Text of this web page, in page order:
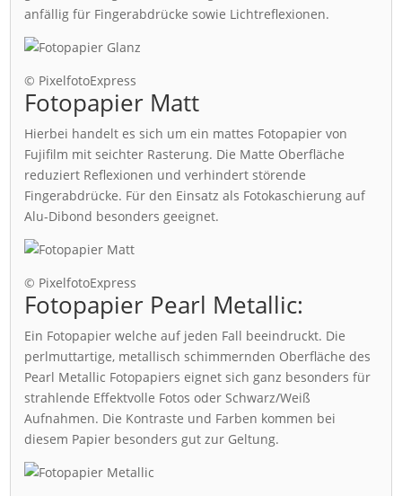
anfällig für Fingerabdrücke sowie Lichtreflexionen.
© PixelfotoExpress
Fotopapier Matt
Hierbei handelt es sich um ein mattes Fotopapier von
Fujifilm mit seichter Rasterung. Die Matte Oberfläche
reduziert Reflexionen und verhindert störende
Fingerabdrücke. Für den Einsatz als Fotokaschierung auf
Alu-Dibond besonders geeignet.
© PixelfotoExpress
Fotopapier Pearl Metallic:
Ein Fotopapier welche auf jeden Fall beeindruckt. Die
perlmuttartige, metallisch schimmernden Oberfläche des
Pearl Metallic Fotopapiers eignet sich ganz besonders für
strahlende Effektvolle Fotos oder Schwarz/Weiß
Aufnahmen. Die Kontraste und Farben kommen bei
diesem Papier besonders gut zur Geltung.